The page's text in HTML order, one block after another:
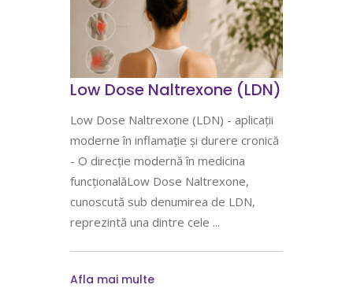
Low Dose Naltrexone (LDN)
Low Dose Naltrexone (LDN) - aplicații
moderne în inflamație și durere cronică
- O direcție modernă în medicina
funcționalăLow Dose Naltrexone,
cunoscută sub denumirea de LDN,
reprezintă una dintre cele
Afla mai multe